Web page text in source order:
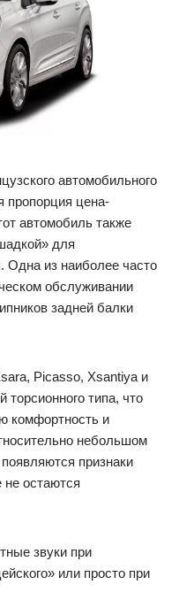
автомобильного
пропорция цена-
автомобиль также
для
Одна из наиболее часто
обслуживании
задней балки
Picasso, Xsantiya и
торсионного типа, что
комфортность и
небольшом
признаки
остаются
звуки при
или просто при